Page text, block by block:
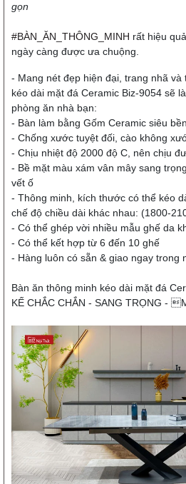
gọn
#BÀN_ĂN_THÔNG_MINH rất hiệu
ngày càng được ưa chuộng.
- Mang nét đẹp hiện đại, trang nhã và
kéo dài mặt đá Ceramic Biz-9054 sẽ
phòng ăn nhà bạn:
- Bàn làm bằng Gốm Ceramic siêu bền
- Chống xước tuyệt đối, cào không
- Chịu nhiệt độ 2000 độ C, nên chịu
- Bề mặt màu xám vân mây sang
vết ố
- Thông minh, kích thước có thể kéo
chế độ chiều dài khác nhau: (1800-
- Có thể ghép vời nhiều mẫu ghế da
- Có thể kết hợp từ 6 đến 10 ghế
- Hàng luôn có sẵn & giao ngay trong
Bàn ăn thông minh kéo dài mặt đá
KẾ CHẮC CHẮN - SANG TRỌNG -